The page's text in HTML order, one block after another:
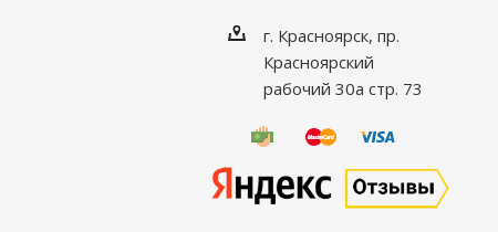
г. Красноярск, пр.
Красноярский
рабочий 30а стр. 73